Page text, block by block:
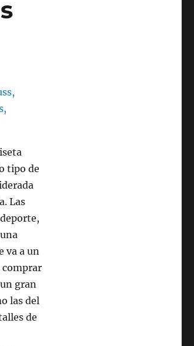
tipo de
Las
va a un
comprar
gran
las del
de